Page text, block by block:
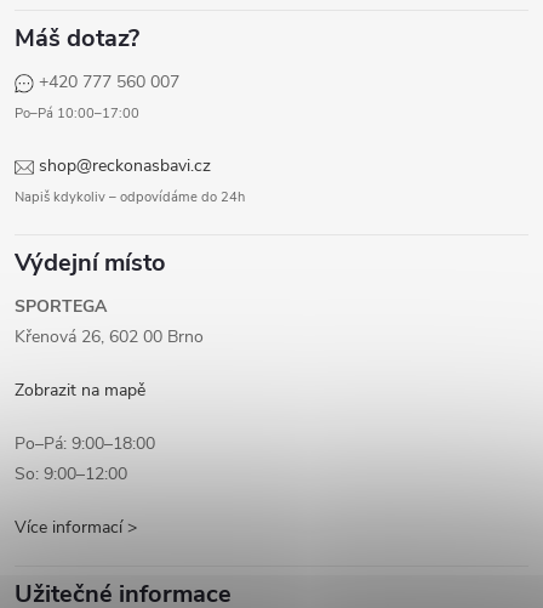
Máš dotaz?
+420 777 560 007
Po–Pá 10:00–17:00
shop@reckonasbavi.cz
Napiš kdykoliv – odpovídáme do 24h
Výdejní místo
SPORTEGA
Křenová 26, 602 00 Brno
Zobrazit na mapě
Po–Pá: 9:00–18:00
So: 9:00–12:00
Více informací >
Užitečné informace